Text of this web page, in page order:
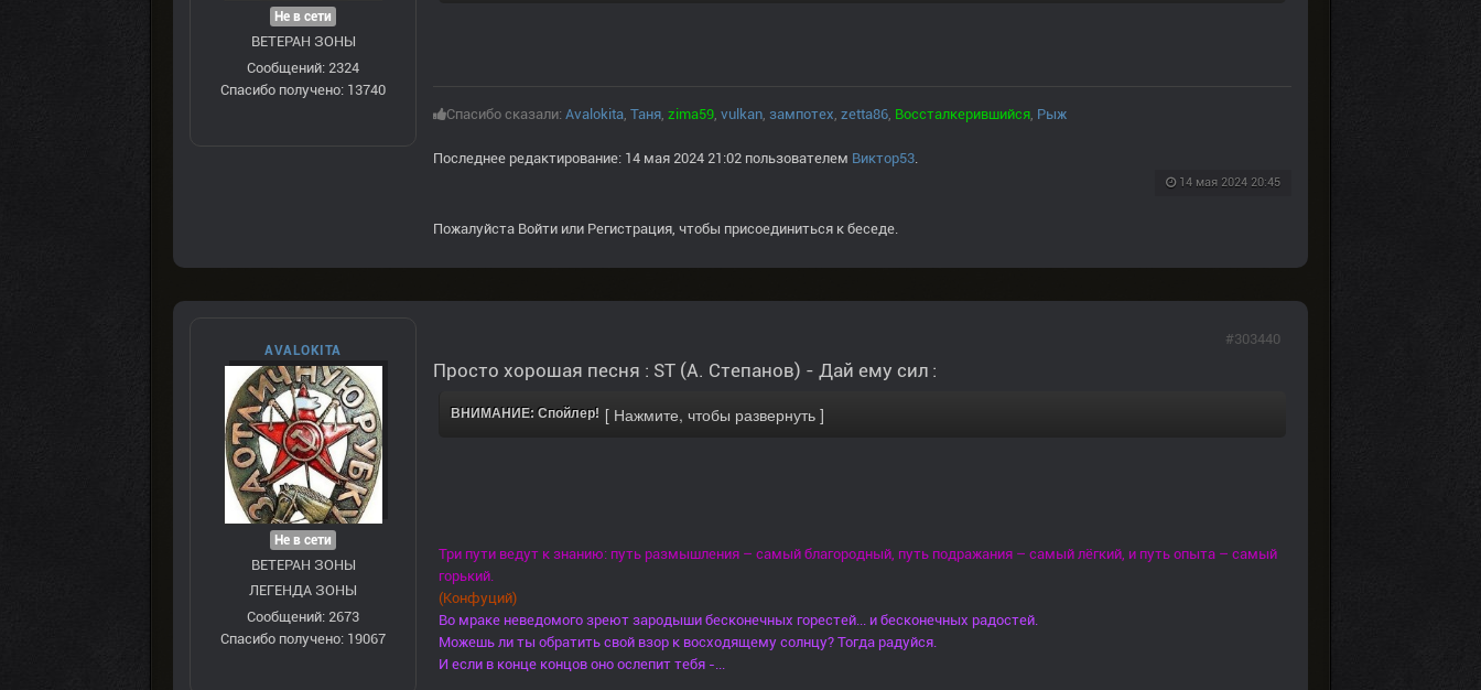
Не в сети
ВЕТЕРАН ЗOНЫ
Сообщений: 2324
Спасибо получено: 13740
Спасибо сказали: Avalokita, Таня, zima59, vulkan, зампотех, zetta86, Воссталкерившийся, Рыж
Последнее редактирование: 14 мая 2024 21:02 пользователем Виктор53.
14 мая 2024 20:45
Пожалуйста Войти или Регистрация, чтобы присоединиться к беседе.
AVALOKITA
Не в сети
ВЕТЕРАН ЗOНЫ
ЛЕГЕНДА ЗОНЫ
Сообщений: 2673
Спасибо получено: 19067
Просто хорошая песня : ST (А. Степанов) - Дай ему сил :
ВНИМАНИЕ: Спойлер!
Три пути ведут к знанию: путь размышления – самый благородный, путь подражания – самый лёгкий, и путь опыта – самый
горький.
(Конфуций)
Во мраке неведомого зреют зародыши бесконечных горестей... и бесконечных радостей.
Можешь ли ты обратить свой взор к восходящему солнцу? Тогда радуйся.
И если в конце концов оно ослепит тебя -...
#303440